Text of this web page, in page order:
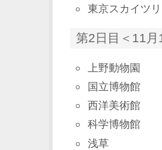
東京スカイツ
第2日目＜11月
上野動物園
国立博物館
西洋美術館
科学博物館
浅草